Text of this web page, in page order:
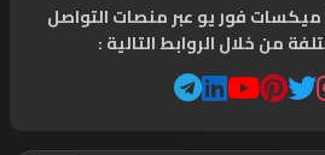
فور يو عبر منصات التواصل
من خلال الروابط التالية :